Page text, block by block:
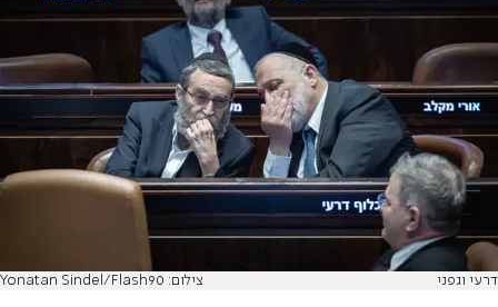
דרעי וגפני צילום: Yonatan Sindel/Flash90